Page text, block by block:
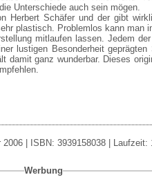
Unterschiede auch sein mögen.
Herbert Schäfer und der gibt
plastisch. Problemlos kann man
mitlaufen lassen. Jedem
lustigen Besonderheit
damit ganz wunderbar. Dieses
| ISBN: 3939158038 |
Werbung